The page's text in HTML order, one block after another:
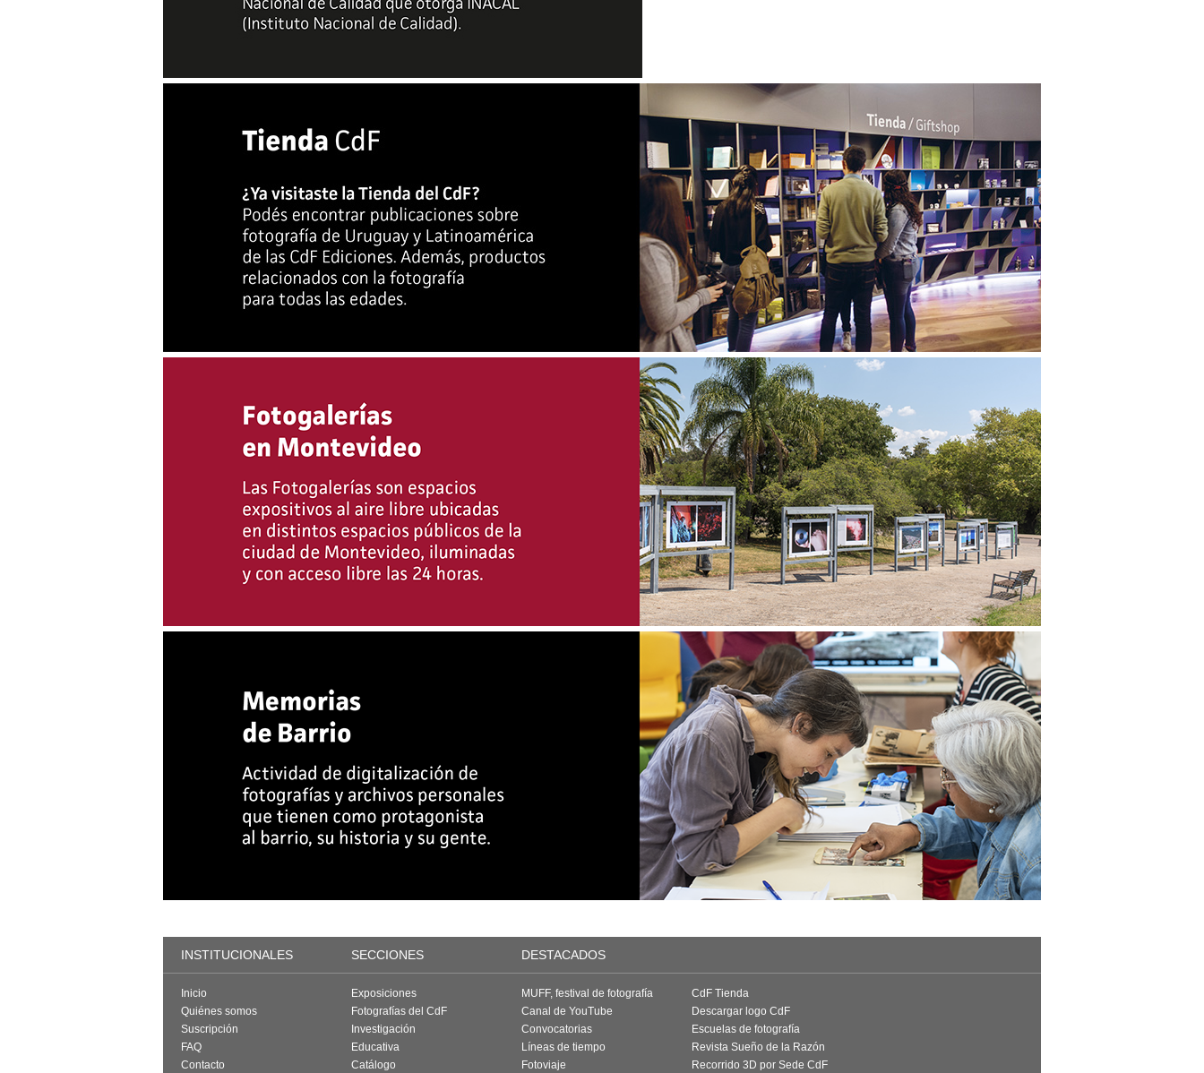
INSTITUCIONALES SECCIONES DESTACADOS
Inicio
Quiénes somos
Suscripción
FAQ
Contacto
Exposiciones
Fotografías del CdF
Investigación
Educativa
Catálogo
MUFF, festival de fotografía
Canal de YouTube
Convocatorias
Líneas de tiempo
Fotoviaje
CdF Tienda
Descargar logo CdF
Escuelas de fotografía
Revista Sueño de la Razón
Recorrido 3D por Sede CdF